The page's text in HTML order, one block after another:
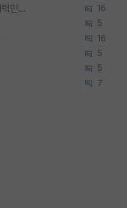
박사진학하기에 2억은 괜찮은 (?) 정도의 경제력인가요 16
5
16
5
5
7